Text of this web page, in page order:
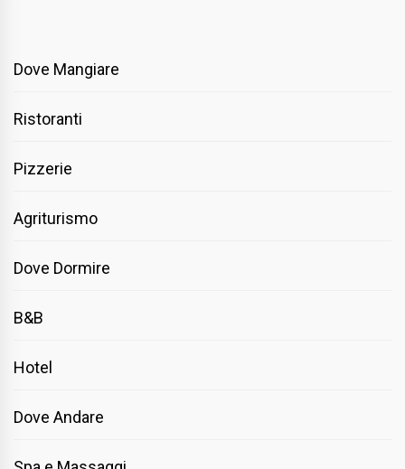
Dove Mangiare
Ristoranti
Pizzerie
Agriturismo
Dove Dormire
B&B
Hotel
Dove Andare